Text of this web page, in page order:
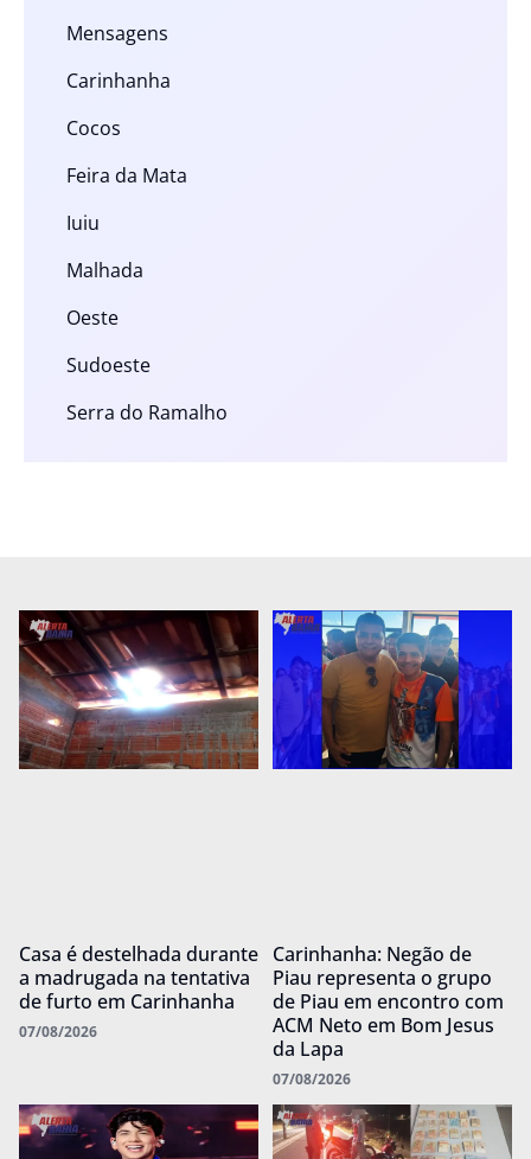
Mensagens
Carinhanha
Cocos
Feira da Mata
Iuiu
Malhada
Oeste
Sudoeste
Serra do Ramalho
Casa é destelhada durante
a madrugada na tentativa
de furto em Carinhanha
07/08/2026
Carinhanha: Negão de
Piau representa o grupo
de Piau em encontro com
ACM Neto em Bom Jesus
da Lapa
07/08/2026